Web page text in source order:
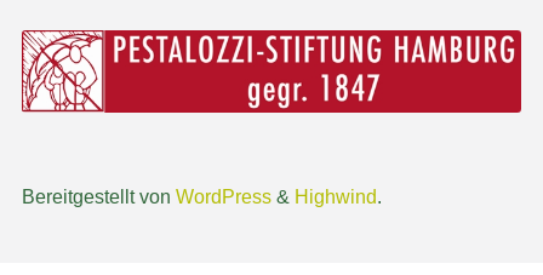
Bereitgestellt von WordPress & Highwind.